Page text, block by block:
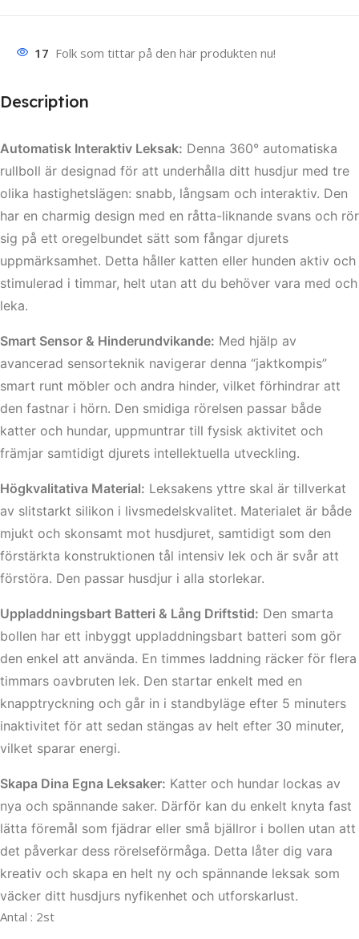
17 Folk som tittar på den här produkten nu!
Description
Automatisk Interaktiv Leksak: Denna 360° automatiska
rullboll är designad för att underhålla ditt husdjur med tre
olika hastighetslägen: snabb, långsam och interaktiv. Den
har en charmig design med en råtta-liknande svans och rör
sig på ett oregelbundet sätt som fångar djurets
uppmärksamhet. Detta håller katten eller hunden aktiv och
stimulerad i timmar, helt utan att du behöver vara med och
leka.
Smart Sensor & Hinderundvikande: Med hjälp av
avancerad sensorteknik navigerar denna “jaktkompis”
smart runt möbler och andra hinder, vilket förhindrar att
den fastnar i hörn. Den smidiga rörelsen passar både
katter och hundar, uppmuntrar till fysisk aktivitet och
främjar samtidigt djurets intellektuella utveckling.
Högkvalitativa Material: Leksakens yttre skal är tillverkat
av slitstarkt silikon i livsmedelskvalitet. Materialet är både
mjukt och skonsamt mot husdjuret, samtidigt som den
förstärkta konstruktionen tål intensiv lek och är svår att
förstöra. Den passar husdjur i alla storlekar.
Uppladdningsbart Batteri & Lång Driftstid: Den smarta
bollen har ett inbyggt uppladdningsbart batteri som gör
den enkel att använda. En timmes laddning räcker för flera
timmars oavbruten lek. Den startar enkelt med en
knapptryckning och går in i standbyläge efter 5 minuters
inaktivitet för att sedan stängas av helt efter 30 minuter,
vilket sparar energi.
Skapa Dina Egna Leksaker: Katter och hundar lockas av
nya och spännande saker. Därför kan du enkelt knyta fast
lätta föremål som fjädrar eller små bjällror i bollen utan att
det påverkar dess rörelseförmåga. Detta låter dig vara
kreativ och skapa en helt ny och spännande leksak som
väcker ditt husdjurs nyfikenhet och utforskarlust.
Antal : 2st